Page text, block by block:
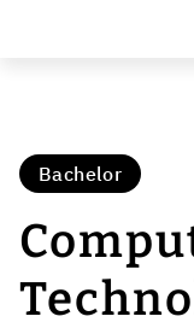
Bachelor